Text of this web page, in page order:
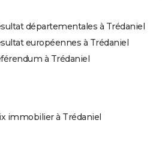
départementales à Trédaniel
européennes à Trédaniel
à Trédaniel
immobilier à Trédaniel